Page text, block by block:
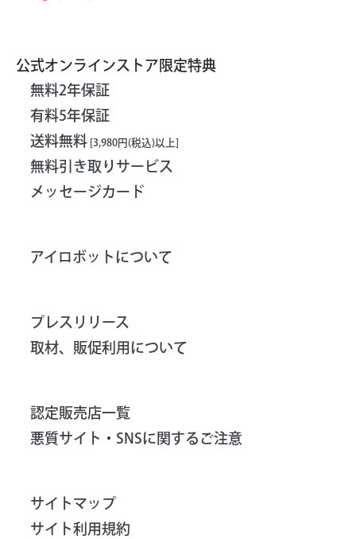
公式オンラインストア限定特典
無料2年保証
有料5年保証
送料無料 [3,980円(税込)以上]
無料引き取りサービス
メッセージカード
アイロボットについて
プレスリリース
取材、販促利用について
認定販売店一覧
悪質サイト・SNSに関するご注意
サイトマップ
サイト利用規約